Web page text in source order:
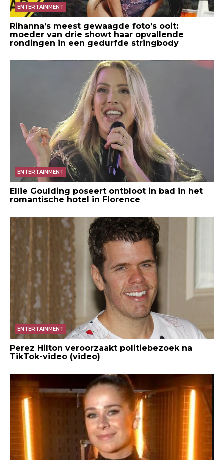
ENTERTAINMENT
Rihanna’s meest gewaagde foto’s ooit:
moeder van drie showt haar opvallende
rondingen in een gedurfde stringbody
ENTERTAINMENT
Ellie Goulding poseert ontbloot in bad in het
romantische hotel in Florence
ENTERTAINMENT
Perez Hilton veroorzaakt politiebezoek na
TikTok-video (video)